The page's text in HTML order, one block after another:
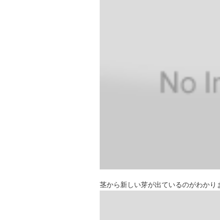
茎から新しい芽が出ているのがわかり